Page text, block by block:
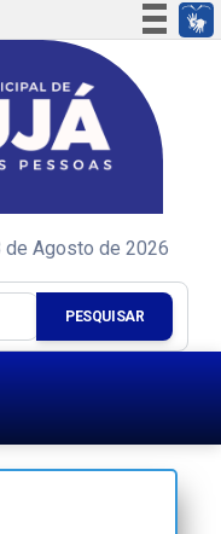
Simplifique!
Comunica BR
Participe
à informação
Canais
de Agosto de 2026
PESQUISAR